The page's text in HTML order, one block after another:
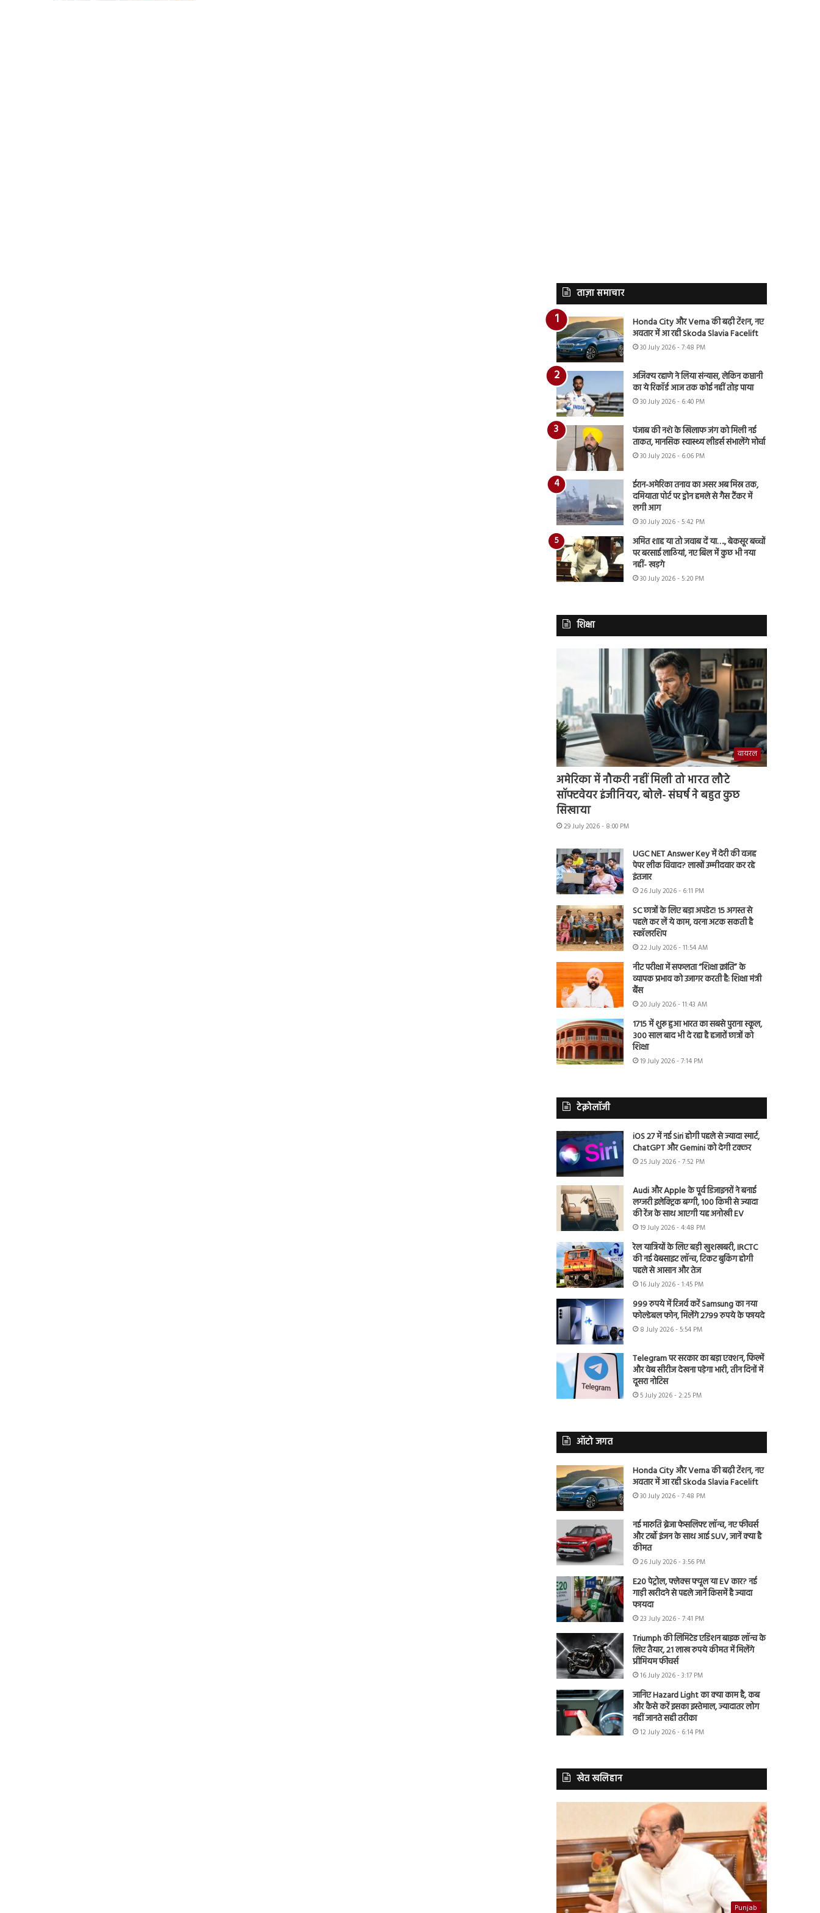
ताज़ा समाचार
Honda City और Verna की बढ़ी टेंशन, नए
अवतार में आ रही Skoda Slavia Facelift
30 July 2026 - 7:48 PM
अजिंक्य रहाणे ने लिया संन्यास, लेकिन कप्तानी
का ये रिकॉर्ड आज तक कोई नहीं तोड़ पाया
30 July 2026 - 6:40 PM
पंजाब की नशे के खिलाफ जंग को मिली नई
ताकत, मानसिक स्वास्थ्य लीडर्स संभालेंगे मोर्चा
30 July 2026 - 6:06 PM
ईरान-अमेरिका तनाव का असर अब मिस्र तक,
दमियाता पोर्ट पर ड्रोन हमले से गैस टैंकर में
लगी आग
30 July 2026 - 5:42 PM
अमित शाह या तो जवाब दें या…., बेकसूर बच्चों
पर बरसाई लाठियां, नए बिल में कुछ भी नया
नहीं- खड़गे
30 July 2026 - 5:20 PM
शिक्षा
वायरल
अमेरिका में नौकरी नहीं मिली तो भारत लौटे
सॉफ्टवेयर इंजीनियर, बोले- संघर्ष ने बहुत कुछ
सिखाया
29 July 2026 - 8:00 PM
UGC NET Answer Key में देरी की वजह
पेपर लीक विवाद? लाखों उम्मीदवार कर रहे
इंतजार
26 July 2026 - 6:11 PM
SC छात्रों के लिए बड़ा अपडेट! 15 अगस्त से
पहले कर लें ये काम, वरना अटक सकती है
स्कॉलरशिप
22 July 2026 - 11:54 AM
नीट परीक्षा में सफलता “शिक्षा क्रांति” के
व्यापक प्रभाव को उजागर करती है: शिक्षा मंत्री
बैंस
20 July 2026 - 11:43 AM
1715 में शुरू हुआ भारत का सबसे पुराना स्कूल,
300 साल बाद भी दे रहा है हजारों छात्रों को
शिक्षा
19 July 2026 - 7:14 PM
टेक्नोलॉजी
iOS 27 में नई Siri होगी पहले से ज्यादा स्मार्ट,
ChatGPT और Gemini को देगी टक्कर
25 July 2026 - 7:52 PM
Audi और Apple के पूर्व डिजाइनरों ने बनाई
लग्जरी इलेक्ट्रिक बग्गी, 100 किमी से ज्यादा
की रेंज के साथ आएगी यह अनोखी EV
19 July 2026 - 4:48 PM
रेल यात्रियों के लिए बड़ी खुशखबरी, IRCTC
की नई वेबसाइट लॉन्च, टिकट बुकिंग होगी
पहले से आसान और तेज
16 July 2026 - 1:45 PM
999 रुपये में रिजर्व करें Samsung का नया
फोल्डेबल फोन, मिलेंगे 2799 रुपये के फायदे
8 July 2026 - 5:54 PM
Telegram पर सरकार का बड़ा एक्शन, फिल्में
और वेब सीरीज देखना पड़ेगा भारी, तीन दिनों में
दूसरा नोटिस
5 July 2026 - 2:25 PM
ऑटो जगत
Honda City और Verna की बढ़ी टेंशन, नए
अवतार में आ रही Skoda Slavia Facelift
30 July 2026 - 7:48 PM
नई मारुति ब्रेजा फेसलिफ्ट लॉन्च, नए फीचर्स
और टर्बो इंजन के साथ आई SUV, जानें क्या है
कीमत
26 July 2026 - 3:56 PM
E20 पेट्रोल, फ्लेक्स फ्यूल या EV कार? नई
गाड़ी खरीदने से पहले जानें किसमें है ज्यादा
फायदा
23 July 2026 - 7:41 PM
Triumph की लिमिटेड एडिशन बाइक लॉन्च के
लिए तैयार, 21 लाख रुपये कीमत में मिलेंगे
प्रीमियम फीचर्स
16 July 2026 - 3:17 PM
जानिए Hazard Light का क्या काम है, कब
और कैसे करें इसका इस्तेमाल, ज्यादातर लोग
नहीं जानते सही तरीका
12 July 2026 - 6:14 PM
खेत खलिहान
Punjab